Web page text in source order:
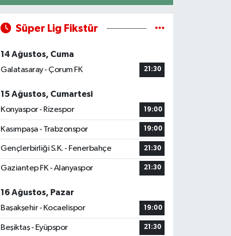
Süper Lig Fikstür
14 Ağustos, Cuma
Galatasaray - Çorum FK
21:30
15 Ağustos, Cumartesi
Konyaspor - Rizespor
19:00
Kasımpaşa - Trabzonspor 19:00
Gençlerbirliği S.K. - Fenerbahçe 21:30
Gaziantep FK - Alanyaspor 21:30
16 Ağustos, Pazar
Başakşehir - Kocaelispor
19:00
Beşiktaş - Eyüpspor 21:30